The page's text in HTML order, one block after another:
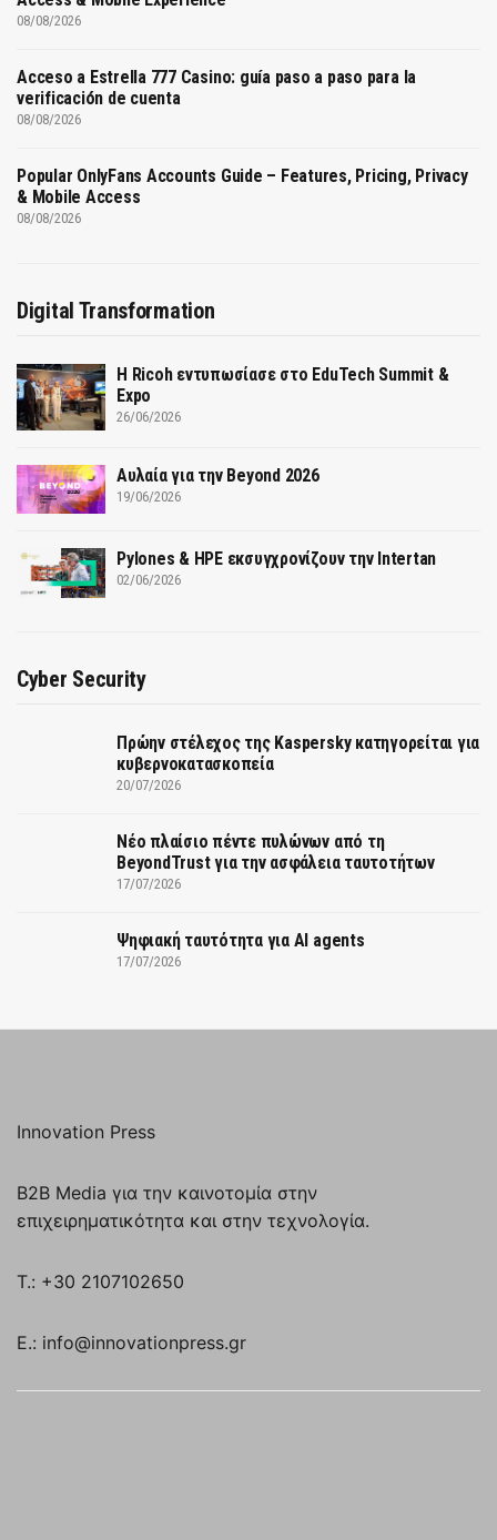
08/08/2026
Acceso a Estrella 777 Casino: guía paso a paso para la
verificación de cuenta
08/08/2026
Popular OnlyFans Accounts Guide – Features, Pricing, Privacy
& Mobile Access
08/08/2026
Digital Transformation
Η Ricoh εντυπωσίασε στο EduTech Summit &
Expo
26/06/2026
Αυλαία για την Beyond 2026
19/06/2026
Pylones & HPE εκσυγχρονίζουν την Intertan
02/06/2026
Cyber Security
Πρώην στέλεχος της Kaspersky κατηγορείται για
κυβερνοκατασκοπεία
20/07/2026
Νέο πλαίσιο πέντε πυλώνων από τη
BeyondTrust για την ασφάλεια ταυτοτήτων
17/07/2026
Ψηφιακή ταυτότητα για AI agents
17/07/2026
Innovation Press
B2B Media για την καινοτομία στην
επιχειρηματικότητα και στην τεχνολογία.
T.: +30 2107102650
E.: info@innovationpress.gr